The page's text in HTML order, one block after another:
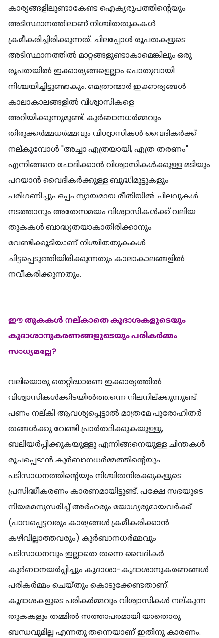
കാര്യങ്ങളിലുണ്ടാകേണ്ട ഐക്യരൂപത്തിന്‍റെയും
അടിസ്ഥാനത്തിലാണ് നിശ്ചിതതുകകള്‍
ക്രമീകരിച്ചിരിക്കുന്നത്. ചിലപ്പോള്‍ രൂപതകളുടെ
അടിസ്ഥാനത്തില്‍ മാറ്റങ്ങളുണ്ടാകാമെങ്കിലും ഒരു
രൂപതയില്‍ ഇക്കാര്യങ്ങളെല്ലാം പൊതുവായി
നിശ്ചയിച്ചിട്ടുണ്ടാകും. മെത്രാന്മാര്‍ ഇക്കാര്യങ്ങള്‍
കാലാകാലങ്ങളില്‍ വിശ്വാസികളെ
അറിയിക്കുന്നുമുണ്ട്. കുര്‍ബാനധര്‍മ്മവും
തിരുക്കര്‍മ്മധര്‍മ്മവും വിശ്വാസികള്‍ വൈദികര്‍ക്ക്
നല്കുമ്പോള്‍ "അച്ചാ എത്രയായി, എത്ര തരണം"
എന്നിങ്ങനെ ചോദിക്കാന്‍ വിശ്വാസികള്‍ക്കുള്ള മടിയും
പറയാന്‍ വൈദികര്‍ക്കുള്ള ബുദ്ധിമുട്ടുകളും
പരിഗണിച്ചും ഒപ്പം ന്യായമായ രീതിയില്‍ ചിലവുകള്‍
നടത്താനും അതേസമയം വിശ്വാസികള്‍ക്ക് വലിയ
തുകകള്‍ ബാദ്ധ്യതയാകാതിരിക്കാനും
വേണ്ടിക്കൂടിയാണ് നിശ്ചിതതുകകള്‍
ചിട്ടപ്പെടുത്തിയിരിക്കുന്നതും കാലാകാലങ്ങളില്‍
നവീകരിക്കുന്നതും.
ഈ തുകകള്‍ നല്കാതെ കൂദാശകളുടെയും
കൂദാശാനുകരണങ്ങളുടെയും പരികര്‍മ്മം
സാധ്യമല്ലേ?
വലിയൊരു തെറ്റിദ്ധാരണ ഇക്കാര്യത്തില്‍
വിശ്വാസികള്‍ക്കിടയില്‍ത്തന്നെ നിലനില്ക്കുന്നുണ്ട്.
പണം നല്കി ആവശ്യപ്പെട്ടാല്‍ മാത്രമേ പുരോഹിതര്‍
തങ്ങള്‍ക്കു വേണ്ടി പ്രാര്‍ത്ഥിക്കുകയുള്ളു,
ബലിയര്‍പ്പിക്കുകയുള്ളു എന്നിങ്ങനെയുള്ള ചിന്തകള്‍
രൂപപ്പെടാന്‍ കുര്‍ബാനധര്‍മ്മത്തിന്‍റെയും
പടിസാധനത്തിന്‍റെയും നിശ്ചിതനിരക്കുകളുടെ
പ്രസിദ്ധീകരണം കാരണമായിട്ടുണ്ട്. പക്ഷേ സഭയുടെ
നിയമമനുസരിച്ച് അര്‍ഹരും യോഗ്യരുമായവര്‍ക്ക്
(പാവപ്പെട്ടവരും കാര്യങ്ങള്‍ ക്രമീകരിക്കാന്‍
കഴിവില്ലാത്തവരും) കുര്‍ബാനധര്‍മ്മവും
പടിസാധനവും ഇല്ലാതെ തന്നെ വൈദികര്‍
കുര്‍ബാനയര്‍പ്പിച്ചും കൂദാശാ-കൂദാശാനുകരണങ്ങള്‍
പരികര്‍മ്മം ചെയ്തും കൊടുക്കേണ്ടതാണ്.
കൂദാശകളുടെ പരികര്‍മ്മവും വിശ്വാസികള്‍ നല്കുന്ന
തുകകളും തമ്മില്‍ സത്താപരമായി യാതൊരു
ബന്ധവുമില്ല എന്നതു തന്നെയാണ് ഇതിനു കാരണം.